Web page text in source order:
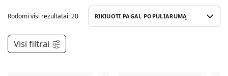
Rodomi visi rezultatai: 20
Visi filtrai